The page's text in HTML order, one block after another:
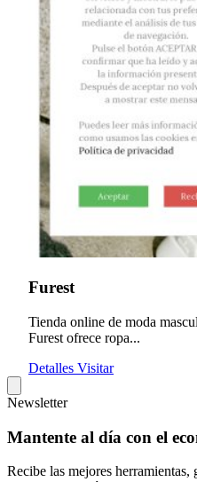
Furest
Tienda online de moda
Furest ofrece ropa...
Detalles Visitar
Newsletter
Mantente al día con el
Recibe las mejores